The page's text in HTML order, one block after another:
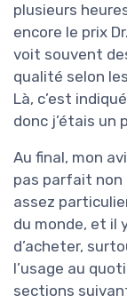
plusieurs
encore le prix
voit souvent
qualité selon
Là, c’est
donc j’étais un
Au final, mon
pas parfait non
assez
du monde, et il
d’acheter,
l’usage au
sections